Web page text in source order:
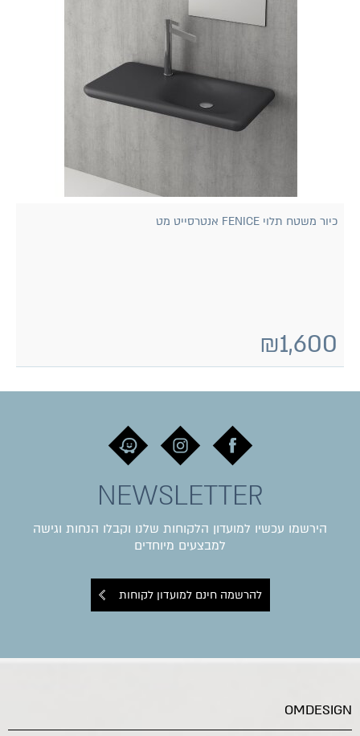
כיור משטח תלוי FENICE אנטרסייט מט
₪1,600
NEWSLETTER
הירשמו עכשיו למועדון הלקוחות שלנו וקבלו הנחות וגישה
למבצעים מיוחדים
להרשמה חינם למועדון לקוחות
OMDESIGN